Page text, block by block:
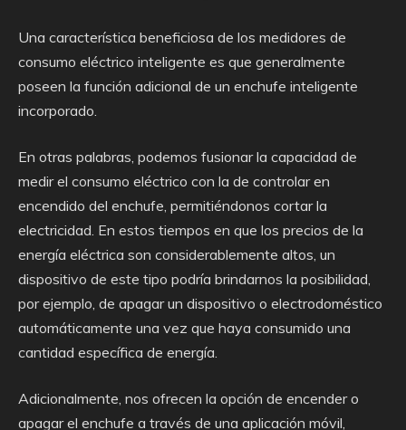
Una característica beneficiosa de los medidores de
consumo eléctrico inteligente es que generalmente
poseen la función adicional de un enchufe inteligente
incorporado.
En otras palabras, podemos fusionar la capacidad de
medir el consumo eléctrico con la de controlar en
encendido del enchufe, permitiéndonos cortar la
electricidad. En estos tiempos en que los precios de la
energía eléctrica son considerablemente altos, un
dispositivo de este tipo podría brindarnos la posibilidad,
por ejemplo, de apagar un dispositivo o electrodoméstico
automáticamente una vez que haya consumido una
cantidad específica de energía.
Adicionalmente, nos ofrecen la opción de encender o
apagar el enchufe a través de una aplicación móvil,